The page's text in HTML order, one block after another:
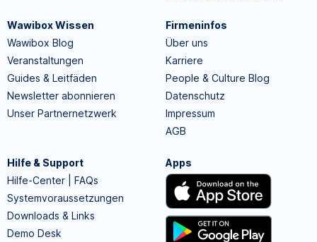
Wawibox Wissen
Wawibox Blog
Veranstaltungen
Guides & Leitfäden
Newsletter abonnieren
Unser Partnernetzwerk
Firmeninfos
Über uns
Karriere
People & Culture Blog
Datenschutz
Impressum
AGB
Hilfe & Support
Hilfe-Center | FAQs
Systemvoraussetzungen
Downloads & Links
Demo Desk
Apps